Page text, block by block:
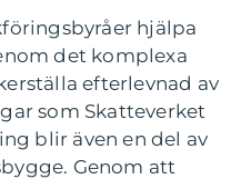
hjälpa
det komplexa
efterlevnad av
som Skatteverket
blir även en del av
Genom att